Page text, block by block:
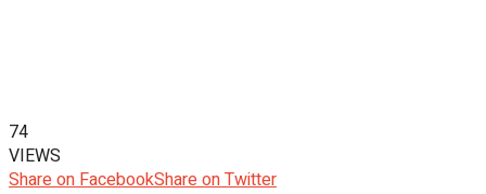
74
VIEWS
Share on FacebookShare on Twitter